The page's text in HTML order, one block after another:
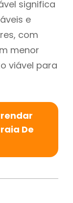
significa
e
com
menor
viável para
De